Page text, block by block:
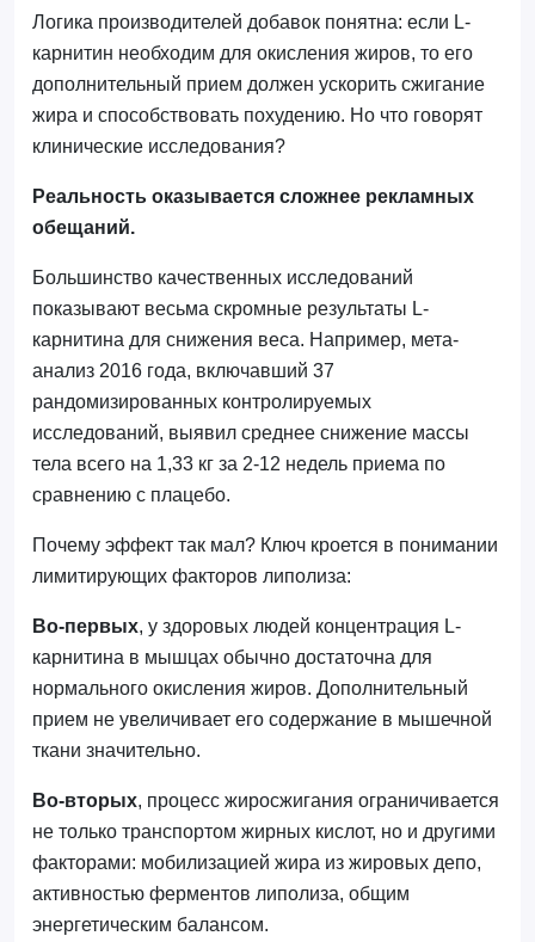
Логика производителей добавок понятна: если L-
карнитин необходим для окисления жиров, то его
дополнительный прием должен ускорить сжигание
жира и способствовать похудению. Но что говорят
клинические исследования?
Реальность оказывается сложнее рекламных
обещаний.
Большинство качественных исследований
показывают весьма скромные результаты L-
карнитина для снижения веса. Например, мета-
анализ 2016 года, включавший 37
рандомизированных контролируемых
исследований, выявил среднее снижение массы
тела всего на 1,33 кг за 2-12 недель приема по
сравнению с плацебо.
Почему эффект так мал? Ключ кроется в понимании
лимитирующих факторов липолиза:
Во-первых, у здоровых людей концентрация L-
карнитина в мышцах обычно достаточна для
нормального окисления жиров. Дополнительный
прием не увеличивает его содержание в мышечной
ткани значительно.
Во-вторых, процесс жиросжигания ограничивается
не только транспортом жирных кислот, но и другими
факторами: мобилизацией жира из жировых депо,
активностью ферментов липолиза, общим
энергетическим балансом.